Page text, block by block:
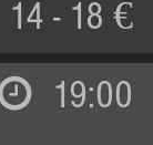
14 - 18 €
19:00